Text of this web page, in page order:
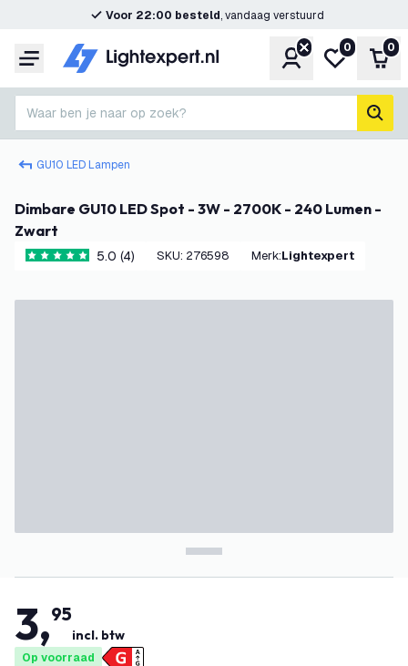
Voor 22:00 besteld, vandaag verstuurd
Menu Account
Mijn
0 0
Waar ben je naar op zoek?
GU10 LED Lampen
Dimbare GU10 LED Spot - 3W - 2700K - 240 Lumen -
Zwart
5 score sterren5.0 (4) SKU: 276598 Merk: Lightexpert
3,95
incl. btw
Op voorraad